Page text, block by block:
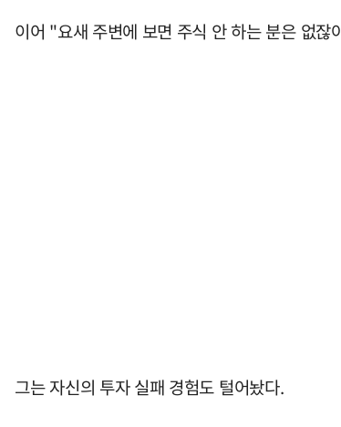
이어 "요새 주변에 보면 주식 안 하는 분은 없
그는 자신의 투자 실패 경험도 털어놨다.